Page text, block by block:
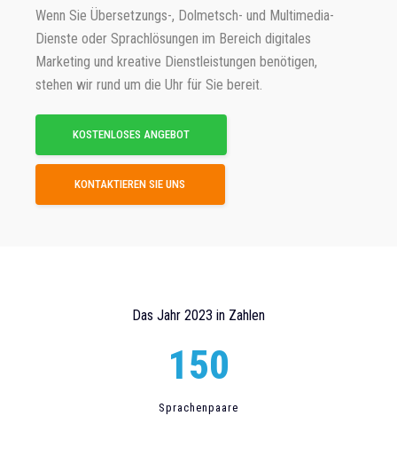
Wenn Sie Übersetzungs-, Dolmetsch- und Multimedia-
Dienste oder Sprachlösungen im Bereich digitales
Marketing und kreative Dienstleistungen benötigen,
stehen wir rund um die Uhr für Sie bereit.
KOSTENLOSES ANGEBOT
KONTAKTIEREN SIE UNS
Das Jahr 2023 in Zahlen
150
Sprachenpaare